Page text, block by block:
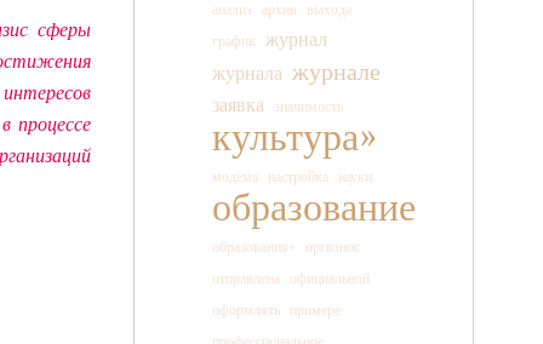
сферы
процессе
анализ
архив
выхода
график
журнал
журнала журнале
заявка значимость
культура»
модема настройка науки
образование
образования»
оргвзнос
отправлена
официальной
оформлять
примере